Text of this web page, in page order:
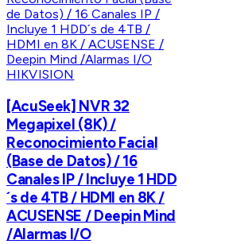
HIKVISION
[AcuSeek] NVR 32
Megapixel (8K) /
Reconocimiento Facial
(Base de Datos) / 16
Canales IP / Incluye 1 HDD
´s de 4TB / HDMI en 8K /
ACUSENSE / Deepin Mind
/Alarmas I/O